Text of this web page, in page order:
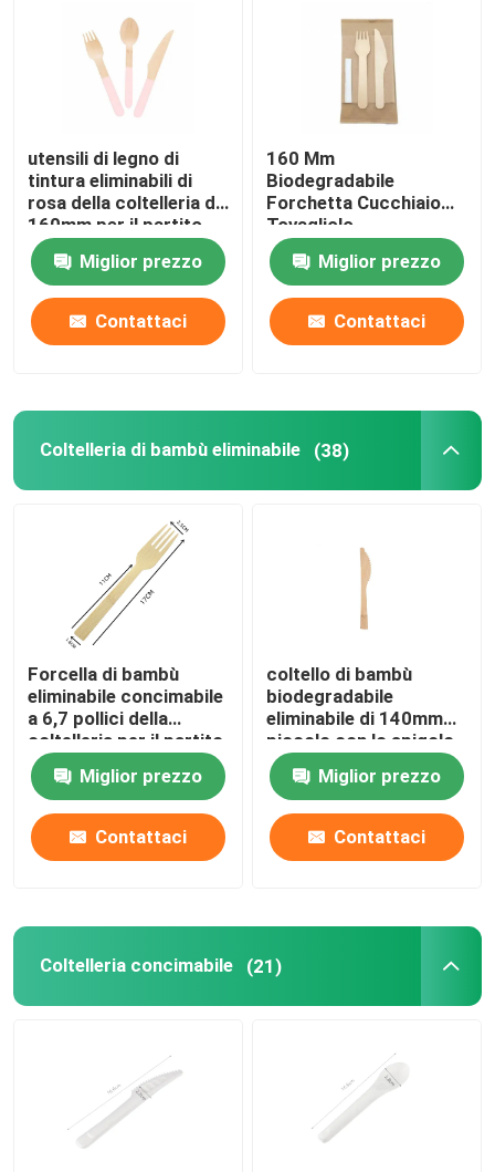
Visita alla fabbrica
Contattaci
Chiedi un preventivo
Utensili di legno eliminabili
Coltelleria di bambù eliminabile
Spiedi di bambù
Scelte di bambù dell'alimento
Bastoni di scalpore del caffè
Stuzzicadenti in serie
Bastoncini eliminabili
Bastone di legno del gelato
Piatti Biodegradabili
utensili di legno di
tintura eliminabili di
rosa della coltelleria di
160mm per il partito
Miglior prezzo
Contattaci
160 Mm
Biodegradabile
Forchetta Cucchiaio
Tovagliolo
Stuzzicadenti In Legno
Con Confezione Di
Carta Avvolta
Miglior prezzo
Contattaci
Coltelleria di bambù eliminabile (38)
Forcella di bambù
eliminabile concimabile
a 6,7 pollici della
coltelleria per il partito
del BARBECUE di
ResturantMiglior prezzo
Contattaci
coltello di bambù
biodegradabile
eliminabile di 140mm
piccolo con lo spigolo
per i ristoranti casa e
cucinaMiglior prezzo
Contattaci
Coltelleria concimabile (21)